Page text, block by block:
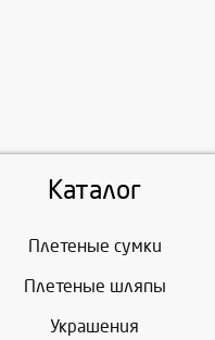
Каталог
Плетеные сумки
Плетеные шляпы
Украшения